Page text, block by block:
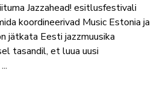
Jazzahead! esitlusfestivali
koordineerivad Music Estonia ja
jätkata Eesti jazzmuusika
tasandil, et luua uusi